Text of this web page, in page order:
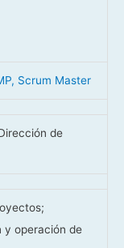
Scrum Master
de
y operación de